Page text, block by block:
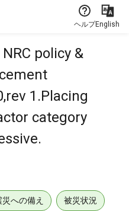
ヘルプEnglish
policy &
1.Placing
category
災への備え 被災状況